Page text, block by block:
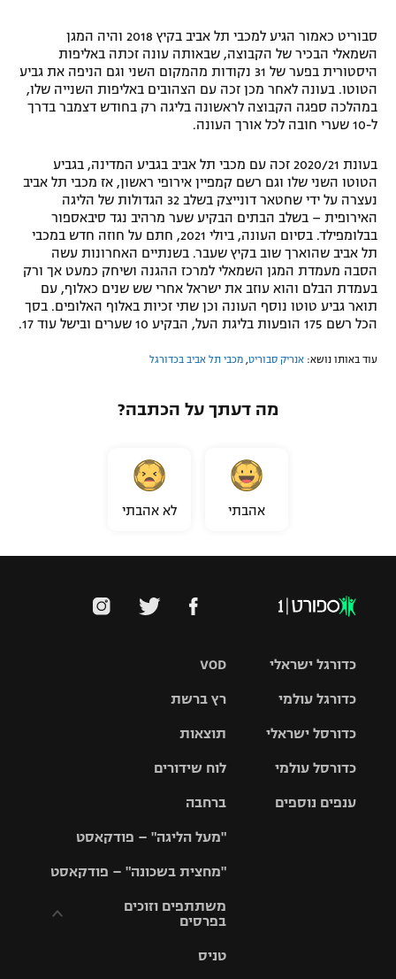
סבוריט כאמור הגיע למכבי תל אביב בקיץ 2018 והיה המגן
השמאלי הבכיר של הקבוצה, שבאותה עונה זכתה באליפות
היסטורית בפער של 31 נקודות מהמקום השני וגם הניפה את גביע
הטוטו. בעונה לאחר מכן זכה עם הצהובים באליפות השנייה שלו,
במהלכה ספגה הקבוצה לראשונה בליגה רק בחודש דצמבר בדרך
ל-10 שערי חובה לכל אורך העונה.
בעונת 2020/21 זכה עם מכבי תל אביב בגביע המדינה, בגביע
הטוטו השני שלו וגם רשם קמפיין אירופי ראשון, אז מכבי תל אביב
נעצרה על ידי שחטאר דונייצק בשלב 32 הגדולות של הליגה
האירופית – בשלב הבתים הבקיע שער מרהיב נגד סיבאספור
בבלומפילד. בסיום העונה, ביולי 2021, חתם על חוזה חדש במכבי
תל אביב שהוארך שוב בקיץ שעבר. בשנתיים האחרונות עשה
הסבה מעמדת המגן השמאלי למרכז ההגנה ושיחק כמעט אך ורק
בעמדת הבלם והוא עוזב את ישראל אחרי שש שנים כאלוף, עם
תואר גביע טוטו נוסף העונה וכן שתי זכיות באלוף האלופים. בסך
הכל רשם 175 הופעות בליגת העל, הבקיע 10 שערים ובישל עוד 17.
עוד באותו נושא: אנריק סבוריט מכבי תל אביב בכדורגל
מה דעתך על הכתבה?
אהבתי לא אהבתי
VOD
רץ ברשת
תוצאות
לוח שידורים
ברחבה
"מעל הליגה" – פודקאסט
"מחצית בשכונה" – פודקאסט
משתתפים וזוכים
בפרסים
טניס
כדורגל ישראלי
גביע הטוטו
כדורגל עולמי
האלופות
ליגה
כדורסל ישראלי
סל
כדורסל עולמי
ענפים נוספים